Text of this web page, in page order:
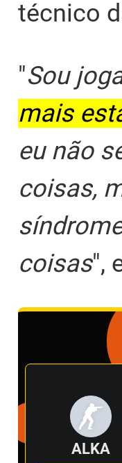
técnico
"Sou
mais
eu não
coisas,
coisas",
ALKA